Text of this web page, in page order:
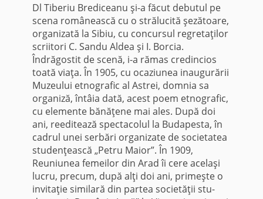
Dl Tiberiu Brediceanu şi-a făcut debutul pe
scena românească cu o strălucită şezătoare,
organizată la Sibiu, cu concursul regretaţilor
scriitori C. Sandu Aldea şi I. Borcia.
Îndrăgostit de scenă, i-a rămas credincios
toată viaţa. În 1905, cu ocaziunea inaugurării
Muzeului etnografic al Astrei, domnia sa
organiză, întâia dată, acest poem etnografic,
cu elemente bănăţene mai ales. După doi
ani, reeditează spectacolul la Budapesta, în
cadrul unei serbări organizate de societatea
studen­ţească „Petru Maior”. În 1909,
Reuniunea femeilor din Arad îi cere acelaşi
lucru, precum, după alţi doi ani, primeşte o
invitaţie similară din partea societăţii stu­